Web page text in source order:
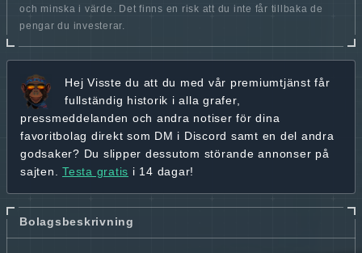
och minska i värde. Det finns en risk att du inte får tillbaka de
pengar du investerar.
Hej Visste du att du med vår premiumtjänst får
fullständig historik i alla grafer,
pressmeddelanden och andra notiser för dina
favoritbolag direkt som DM i Discord samt en del andra
godsaker? Du slipper dessutom störande annonser på
sajten. Testa gratis i 14 dagar!
Bolagsbeskrivning